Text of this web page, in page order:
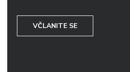
VČLANITE SE